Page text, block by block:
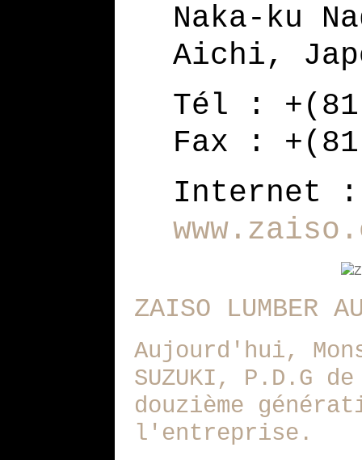
Naka-ku
Aichi,
Tél :
Fax :
Internet :
ZAISO LUMBER
Aujourd'hui,
SUZUKI, P.D.G
douzième
l'entreprise.